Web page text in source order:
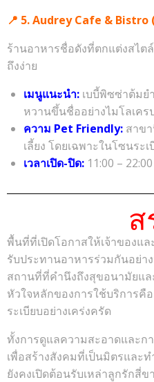
📍 5. Audrey Cafe & Bistro
ร้านอาหารชื่อดังที่ตกแต่งสไต
ถึงง่าย
เมนูแนะนำ: เบบี้พิซซ่าต้มย
หวานขึ้นชื่ออย่างไมโลเคร
ความ Pet Friendly: สาข
เลี้ยง โดยเฉพาะในโซนระ
เวลาเปิด-ปิด: 11:00 –
ส
พื้นที่ที่เปิดโอกาสให้เจ้าของแล
รับประทานอาหารร่วมกันอย่า
สถานที่ที่คำนึงถึงสุขอนามัยแ
หัวใจหลักของการใช้บริการคื
ระเบียบอย่างเคร่งครัด
ทั้งการดูแลความสะอาดและก
เพื่อสร้างสังคมที่เป็นมิตรและ
ยังคงเปิดต้อนรับเหล่าลูกรักสี่ข